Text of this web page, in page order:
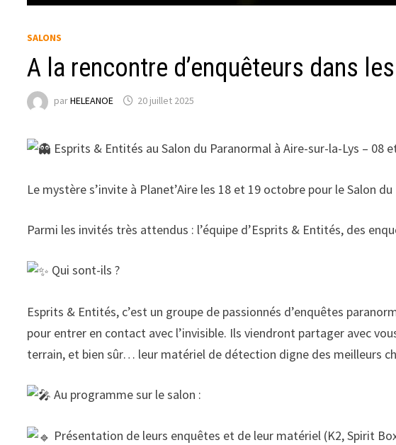
SALONS
A la rencontre d’enquêteurs dans
parHELEANOE 20 juillet 2025
Esprits & Entités au Salon du Paranormal à Aire-sur-la-Lys – 08
Le mystère s’invite à Planet’Aire les 18 et 19 octobre pour le Salon
Parmi les invités très attendus : l’équipe d’Esprits & Entités, des
Qui sont-ils ?
Esprits & Entités, c’est un groupe de passionnés d’enquêtes
pour entrer en contact avec l’invisible. Ils viendront partager avec
terrain, et bien sûr… leur matériel de détection digne des meilleurs
Au programme sur le salon :
Présentation de leurs enquêtes et de leur matériel (K2, Spirit